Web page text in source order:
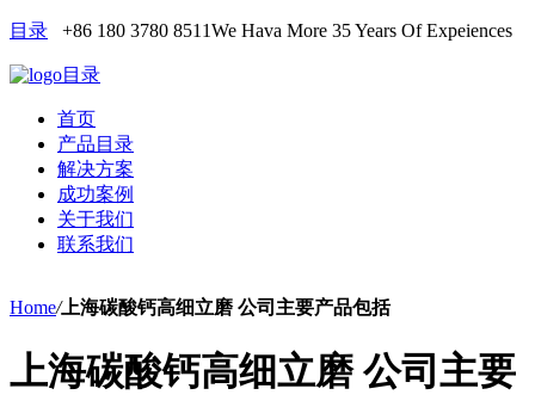
目录 +86 180 3780 8511We Hava More 35 Years Of Expeiences
目录
首页
产品目录
解决方案
成功案例
关于我们
联系我们
Home/上海碳酸钙高细立磨 公司主要产品包括
上海碳酸钙高细立磨 公司主要